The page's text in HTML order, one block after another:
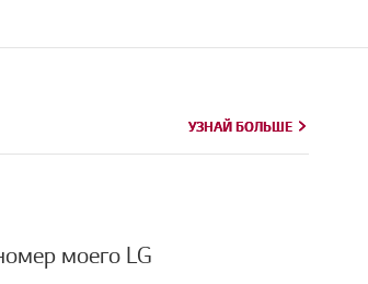
УЗНАЙ БОЛЬШЕ
моего LG
УЗНАЙ БОЛЬШЕ